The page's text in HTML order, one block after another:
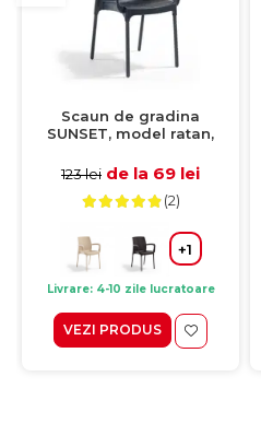
Scaun de gradina
SUNSET, model ratan,
123 lei de la 69 lei
(2)
+1
Livrare: 4-10 zile lucratoare
VEZI PRODUS